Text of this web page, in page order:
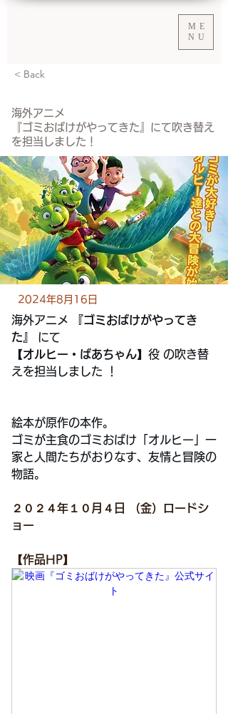
ME
NU
< Back
海外アニメ
『ゴミおばけがやってきた』にて吹き替え
を担当しました！
2024年8月16日
海外アニメ
『ゴミおばけがやってき
た』 にて
【オルヒー・ばあちゃん】 役 の吹き替
えを担当しました ！
絵本が原作の本作。
ゴミが主食のゴミおばけ「オルヒー」一
家と人間たちがおりなす、友情と冒険の
物語。
２０２４年１０月４日 （金）ロードシ
ョー
【作品HP】